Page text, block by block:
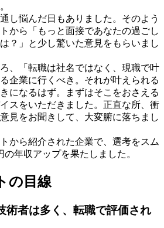
し悩んだ日もありました。そのよう
から「もっと面接であなたの過ごし
？」と少し驚いた意見をもらいまし
、「転職は社名ではなく、現職で叶
企業に行くべき。それが叶えられる
になるはず。まずはそこをおさえる
スをいただきました。正直な所、衝
見をお聞きして、大変腑に落ちまし
から紹介された企業で、選考をスム
年収アップを果たしました。
の目線
術者は多く、転職で評価され